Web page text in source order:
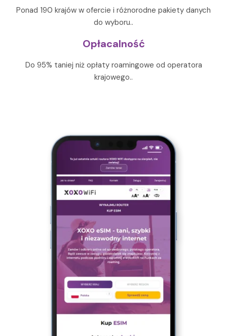
Ponad 190 krajów w ofercie i różnorodne pakiety danych
do wyboru..
Opłacalność
Do 95% taniej niż opłaty roamingowe od operatora
krajowego..